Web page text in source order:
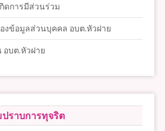
ดการมีส่วนร่วม
งข้อมูลส่วนบุคคล อบต.หัวฝาย
อบต.หัวฝาย
ราบการทุจริต